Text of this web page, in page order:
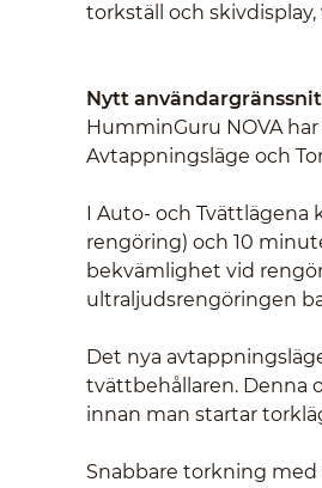
torkställ och
Nytt
HumminGuru NOVA
Avtappningsläge och
I Auto- och Tvättlägena
rengöring) och 10
bekvämlighet vid
ultraljudsrengöringen
Det nya
tvättbehållaren. Denna
innan man startar
Snabbare torkning